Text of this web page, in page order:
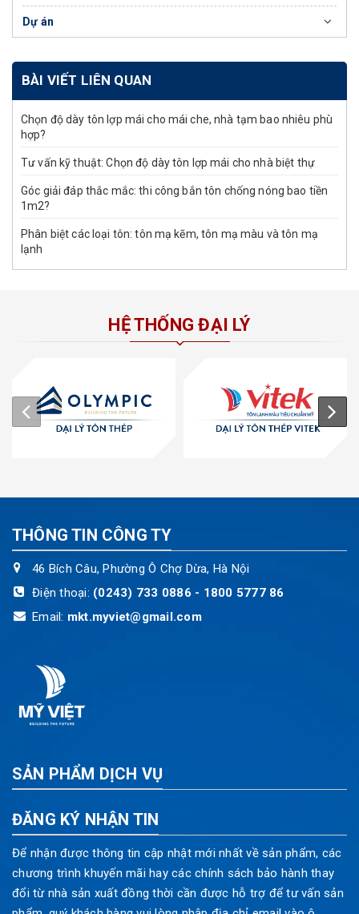
Dự án
BÀI VIẾT LIÊN QUAN
Chọn độ dày tôn lợp mái cho mái che, nhà tạm bao nhiêu phù
hợp?
Tư vấn kỹ thuật: Chọn độ dày tôn lợp mái cho nhà biệt thự
Góc giải đáp thắc mắc: thi công bắn tôn chống nóng bao tiền
1m2?
Phân biệt các loại tôn: tôn mạ kẽm, tôn mạ màu và tôn mạ
lạnh
HỆ THỐNG ĐẠI LÝ
THÔNG TIN CÔNG TY
46 Bích Câu, Phường Ô Chợ Dừa, Hà Nội
Điện thoại: (0243) 733 0886 - 1800 5777 86
Email: mkt.myviet@gmail.com
SẢN PHẨM DỊCH VỤ
ĐĂNG KÝ NHẬN TIN
Để nhận được thông tin cập nhật mới nhất về sản phẩm, các
chương trình khuyến mãi hay các chính sách bảo hành thay
đổi từ nhà sản xuất đồng thời cần được hỗ trợ để tư vấn sản